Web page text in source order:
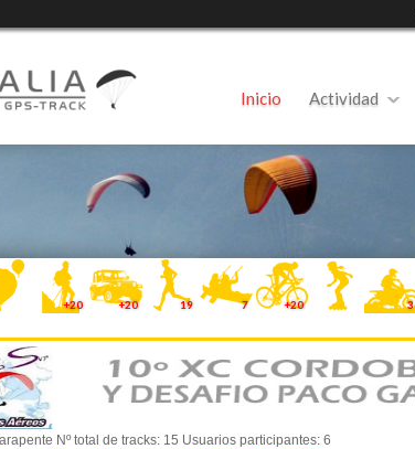
Inicio Actividad
+20 +20 19 7 +20 3
Nº total de tracks: 15 Usuarios participantes: 6